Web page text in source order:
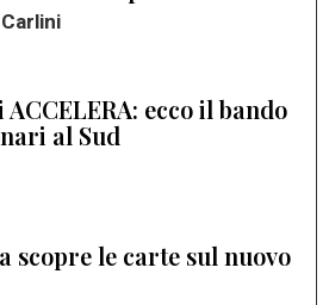
ecco il bando
al Sud
scopre le carte sul nuovo